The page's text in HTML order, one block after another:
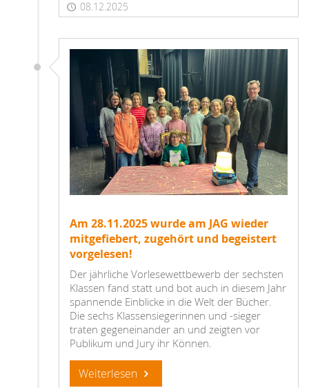
08.12.2025
Am 28.11.2025 wurde am JAG wieder
mitgefiebert, zugehört und begeistert
vorgelesen!
Der jährliche Vorlesewettbewerb der sechsten
Klassen fand statt und bot auch in diesem Jahr
spannende Einblicke in die Welt der Bücher.
Die sechs Klassensiegerinnen und -sieger
traten gegeneinander an und zeigten vor
Publikum und Jury ihr Können.
Weiterlesen